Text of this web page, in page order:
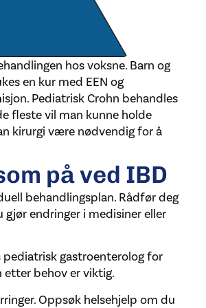
hos voksne. Barn og
en kur med EEN og
Pediatrisk Crohn behandles
fleste vil man kunne holde
kirurgi være nødvendig for å
på ved IBD
behandlingsplan. Rådfør deg
endringer i medisiner eller
pediatrisk gastroenterolog for
etter behov er viktig.
Oppsøk helsehjelp om du